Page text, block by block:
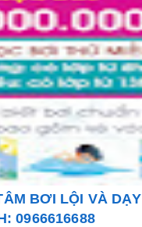
BƠI LỘI VÀ
0966616688